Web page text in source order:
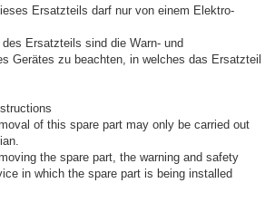
Ersatzteils darf nur von einem Elektro-
Ersatzteils sind die Warn- und
Gerätes zu beachten, in welches das Ersatzteil
of this spare part may only be carried out
the spare part, the warning and safety
in which the spare part is being installed